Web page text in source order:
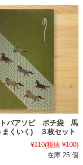
バアソビ ポチ袋 馬
まくいく) ３枚セット
¥110(税抜 ¥100)
在庫 25 個